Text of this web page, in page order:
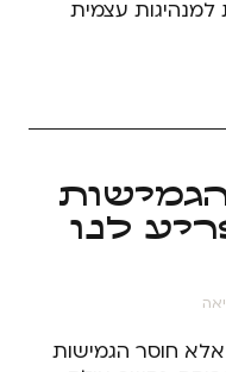
עצמית
לנו
חוסר הגמישות